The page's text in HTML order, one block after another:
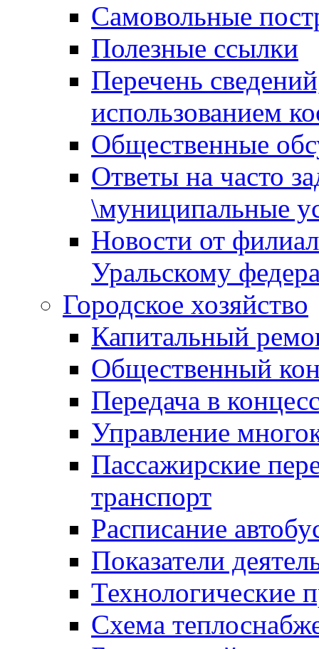
Самовольные
Полезные ссылки
Перечень
использованием
Общественные
Ответы на часто
\муниципальные
Новости от
Уральскому
Городское хозяйство
Капитальный
Общественный
Передача в
Управление
Пассажирские
транспорт
Расписание
Показатели
Технологические
Схема